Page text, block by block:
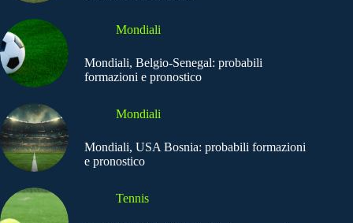
Mondiali
Mondiali, Belgio-Senegal: probabili
formazioni e pronostico
Mondiali
Mondiali, USA Bosnia: probabili formazioni
e pronostico
Tennis